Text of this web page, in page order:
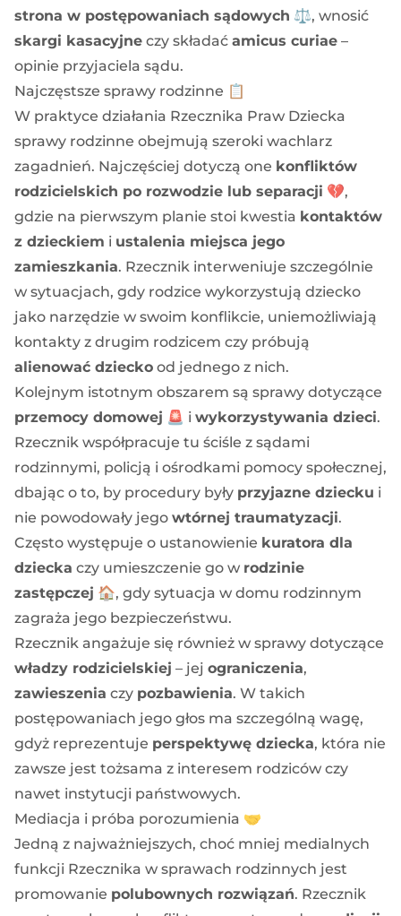
strona w postępowaniach sądowych ⚖️, wnosić
skargi kasacyjne czy składać amicus curiae –
opinie przyjaciela sądu.
Najczęstsze sprawy rodzinne 📋
W praktyce działania Rzecznika Praw Dziecka
sprawy rodzinne obejmują szeroki wachlarz
zagadnień. Najczęściej dotyczą one konfliktów
rodzicielskich po rozwodzie lub separacji 💔,
gdzie na pierwszym planie stoi kwestia kontaktów
z dzieckiem i ustalenia miejsca jego
zamieszkania. Rzecznik interweniuje szczególnie
w sytuacjach, gdy rodzice wykorzystują dziecko
jako narzędzie w swoim konflikcie, uniemożliwiają
kontakty z drugim rodzicem czy próbują
alienować dziecko od jednego z nich.
Kolejnym istotnym obszarem są sprawy dotyczące
przemocy domowej 🚨 i wykorzystywania dzieci.
Rzecznik współpracuje tu ściśle z sądami
rodzinnymi, policją i ośrodkami pomocy społecznej,
dbając o to, by procedury były przyjazne dziecku i
nie powodowały jego wtórnej traumatyzacji.
Często występuje o ustanowienie kuratora dla
dziecka czy umieszczenie go w rodzinie
zastępczej 🏠, gdy sytuacja w domu rodzinnym
zagraża jego bezpieczeństwu.
Rzecznik angażuje się również w sprawy dotyczące
władzy rodzicielskiej – jej ograniczenia,
zawieszenia czy pozbawienia. W takich
postępowaniach jego głos ma szczególną wagę,
gdyż reprezentuje perspektywę dziecka, która nie
zawsze jest tożsama z interesem rodziców czy
nawet instytucji państwowych.
Mediacja i próba porozumienia 🤝
Jedną z najważniejszych, choć mniej medialnych
funkcji Rzecznika w sprawach rodzinnych jest
promowanie polubownych rozwiązań. Rzecznik